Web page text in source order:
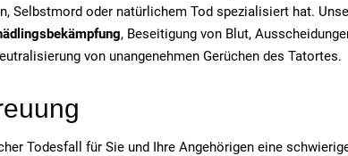
Selbstmord oder natürlichem Tod spezialisiert hat.
, Beseitigung von Blut,
von unangenehmen Gerüchen des Tatortes.
Todesfall für Sie und Ihre Angehörigen eine